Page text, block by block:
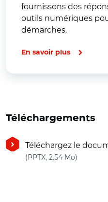
fournissons des
outils numériques
démarches.
En savoir plus
Téléchargements
Téléchargez le
(PPTX, 2.54 Mo)